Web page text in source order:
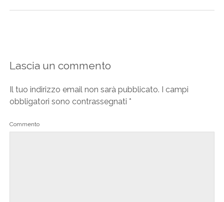
Lascia un commento
Il tuo indirizzo email non sarà pubblicato. I campi
obbligatori sono contrassegnati *
Commento